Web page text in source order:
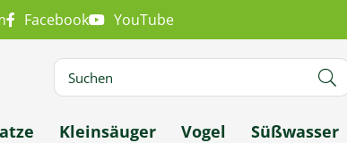
Facebook YouTube
Kleinsäuger Vogel Süßwasser